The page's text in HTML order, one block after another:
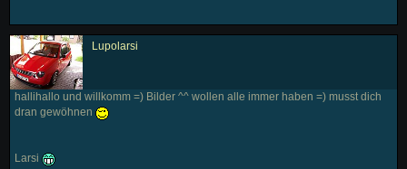
Lupolarsi
hallihallo und willkomm =) Bilder ^^ wollen alle immer haben =) musst dich
dran gewöhnen
Larsi